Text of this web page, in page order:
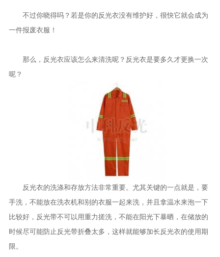
不过你晓得吗？若是你的反光衣没有维护好，很快它就会成为
一件报废衣服！
那么，反光衣应该怎么来清洗呢？反光衣是要多久才更换一次
呢？
反光衣的洗涤和存放方法非常重要。尤其关键的一点就是，要
手洗，不能放在洗衣机和别的衣服一起来洗，并且拿温水来泡一下
比较好，反光带不可以用重力搓洗，不能在阳光下暴晒，在储放的
时候尽可能防止反光带折叠太多，这样就能够加长反光衣的使用期
限。